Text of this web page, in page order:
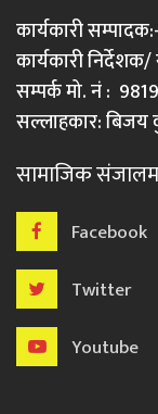
कार्यकारी
कार्यकारी
सम्पर्क मो. नं :
सल्लाहकार: बिजय
सामाजिक
Facebook
Twitter
Youtube